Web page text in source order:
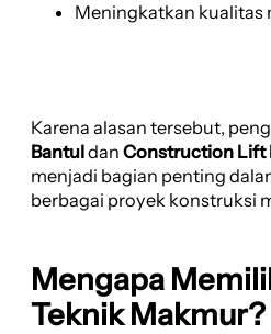
Meningkatkan kualitas
Karena alasan tersebut,
Bantuldan Construction Lift
menjadi bagian penting
berbagai proyek konstruksi
Mengapa
Teknik Makmur?